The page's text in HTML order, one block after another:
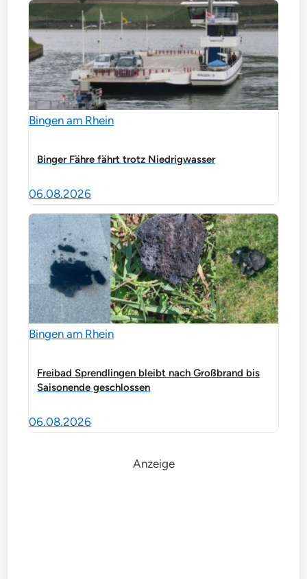
Bingen am Rhein
Binger Fähre fährt trotz Niedrigwasser
06.08.2026
Bingen am Rhein
Freibad Sprendlingen bleibt nach Großbrand bis
Saisonende geschlossen
06.08.2026
Anzeige